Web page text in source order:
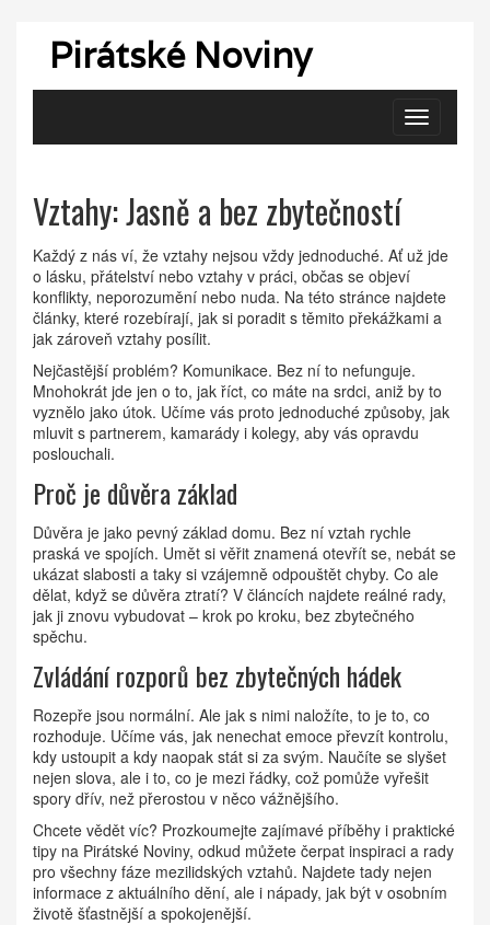
Pirátské Noviny
Zobrazit
navigaci
Vztahy: Jasně a bez zbytečností
Každý z nás ví, že vztahy nejsou vždy jednoduché. Ať už jde
o lásku, přátelství nebo vztahy v práci, občas se objeví
konflikty, neporozumění nebo nuda. Na této stránce najdete
články, které rozebírají, jak si poradit s těmito překážkami a
jak zároveň vztahy posílit.
Nejčastější problém? Komunikace. Bez ní to nefunguje.
Mnohokrát jde jen o to, jak říct, co máte na srdci, aniž by to
vyznělo jako útok. Učíme vás proto jednoduché způsoby, jak
mluvit s partnerem, kamarády i kolegy, aby vás opravdu
poslouchali.
Proč je důvěra základ
Důvěra je jako pevný základ domu. Bez ní vztah rychle
praská ve spojích. Umět si věřit znamená otevřít se, nebát se
ukázat slabosti a taky si vzájemně odpouštět chyby. Co ale
dělat, když se důvěra ztratí? V článcích najdete reálné rady,
jak ji znovu vybudovat – krok po kroku, bez zbytečného
spěchu.
Zvládání rozporů bez zbytečných hádek
Rozepře jsou normální. Ale jak s nimi naložíte, to je to, co
rozhoduje. Učíme vás, jak nenechat emoce převzít kontrolu,
kdy ustoupit a kdy naopak stát si za svým. Naučíte se slyšet
nejen slova, ale i to, co je mezi řádky, což pomůže vyřešit
spory dřív, než přerostou v něco vážnějšího.
Chcete vědět víc? Prozkoumejte zajímavé příběhy i praktické
tipy na Pirátské Noviny, odkud můžete čerpat inspiraci a rady
pro všechny fáze mezilidských vztahů. Najdete tady nejen
informace z aktuálního dění, ale i nápady, jak být v osobním
životě šťastnější a spokojenější.